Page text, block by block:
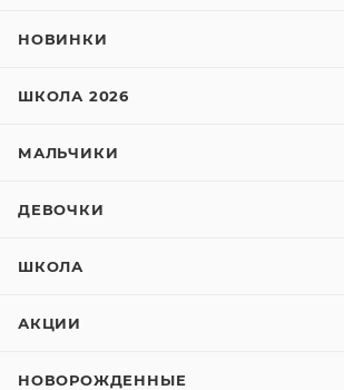
НОВИНКИ
ШКОЛА 2026
МАЛЬЧИКИ
ДЕВОЧКИ
ШКОЛА
АКЦИИ
НОВОРОЖДЕННЫЕ